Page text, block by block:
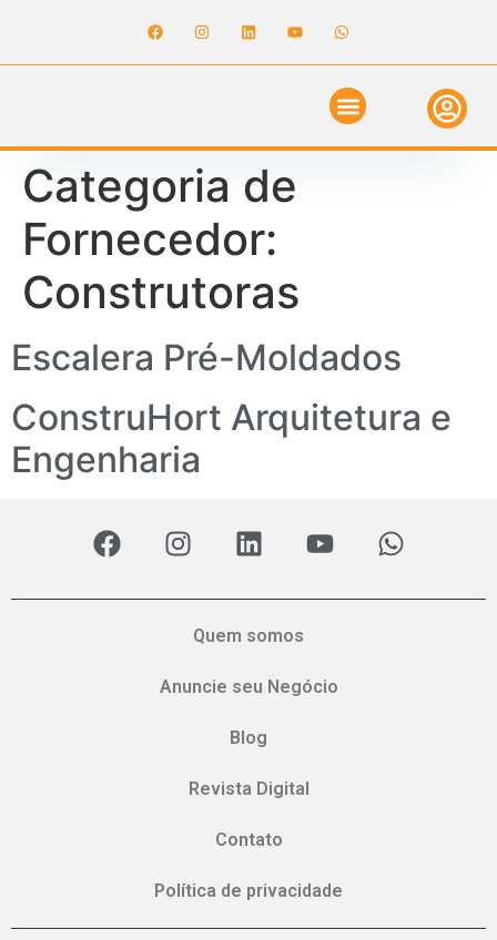
Categoria de
Fornecedor:
Construtoras
Escalera Pré-Moldados
ConstruHort Arquitetura e
Engenharia
Quem somos
Anuncie seu Negócio
Blog
Revista Digital
Contato
Política de privacidade